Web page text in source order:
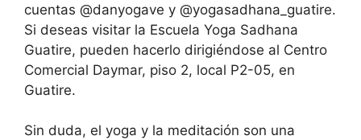
cuentas @danyogave y @yogasadhana_guatire.
Si deseas visitar la Escuela Yoga Sadhana
Guatire, pueden hacerlo dirigiéndose al Centro
Comercial Daymar, piso 2, local P2-05, en
Guatire.
Sin duda, el yoga y la meditación son una